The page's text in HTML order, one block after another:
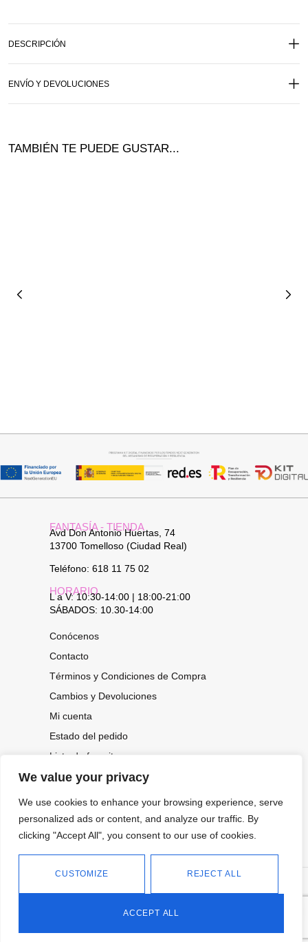
We value your privacy
We use cookies to enhance your browsing experience, serve
personalized ads or content, and analyze our traffic. By
clicking "Accept All", you consent to our use of cookies.
CUSTOMIZE REJECT ALL
ACCEPT ALL
DESCRIPCIÓN
ENVÍO Y DEVOLUCIONES
TAMBIÉN TE PUEDE GUSTAR...
FANTASÍA - TIENDA
Avd Don Antonio Huertas, 74
13700 Tomelloso (Ciudad Real)
Teléfono: 618 11 75 02
HORARIO
L a V: 10:30-14:00 | 18:00-21:00
SÁBADOS: 10.30-14:00
Conócenos
Contacto
Términos y Condiciones de Compra
Cambios y Devoluciones
Mi cuenta
Estado del pedido
Lista de favoritos
CONOCE NUESTRAS NOVEDADES,
OFERTAS...
2026.